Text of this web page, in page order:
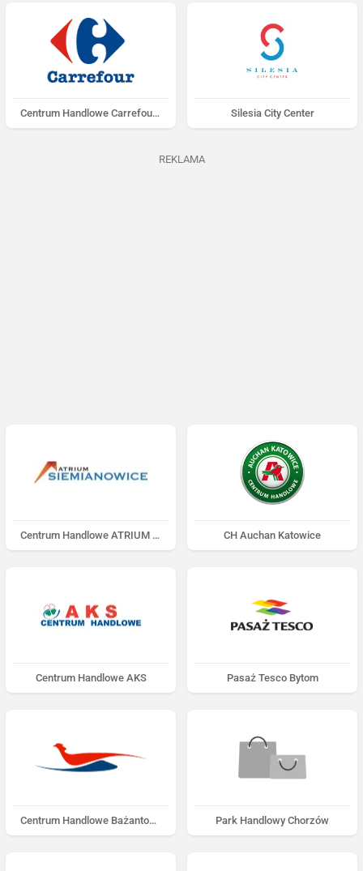
Centrum Handlowe Carrefour Jaworzno Silesia City Center
REKLAMA
Centrum Handlowe ATRIUM Siemianowice CH Auchan Katowice
Centrum Handlowe AKS Pasaż Tesco Bytom
Centrum Handlowe Bażantowo Park Handlowy Chorzów